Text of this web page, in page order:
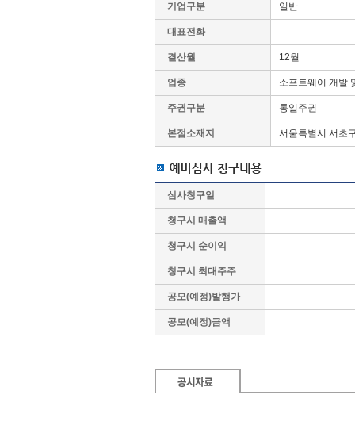
기업구분 일반
대표전화
결산월 12월
업종 소프트웨어 개발
주권구분 통일주권
본점소재지 서울특별시 서초
심사청구일
청구시 매출액
청구시 순이익
청구시 최대주주
공모(예정)발행가
공모(예정)금액